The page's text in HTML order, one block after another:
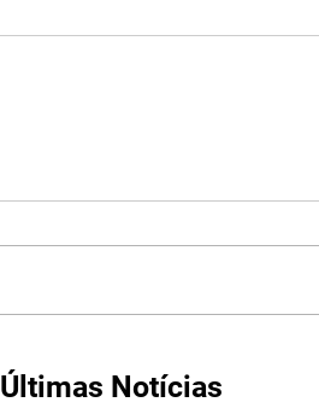
Últimas Notícias